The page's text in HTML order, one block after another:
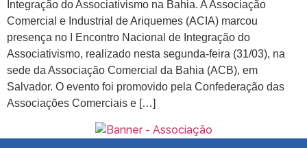
Integração do Associativismo na Bahia. A Associação
Comercial e Industrial de Ariquemes (ACIA) marcou
presença no I Encontro Nacional de Integração do
Associativismo, realizado nesta segunda-feira (31/03), na
sede da Associação Comercial da Bahia (ACB), em
Salvador. O evento foi promovido pela Confederação das
Associações Comerciais e […]